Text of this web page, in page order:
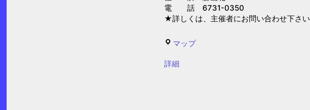
谷
幼
園)
電 話 6731-0350
★詳しくは、主催者にお問い合わせ下さい
マップ東
{title}
詳細